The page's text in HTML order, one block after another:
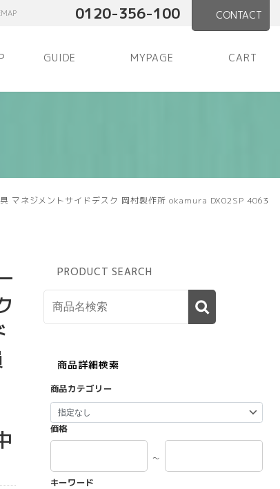
0120-356-100 CONTACT
GUIDE MYPAGE CART
マネジメントサイドデスク 岡村製作所 okamura DX02SP 4063
PRODUCT SEARCH
商品詳細検索
商品カテゴリー
価格
～
キーワード